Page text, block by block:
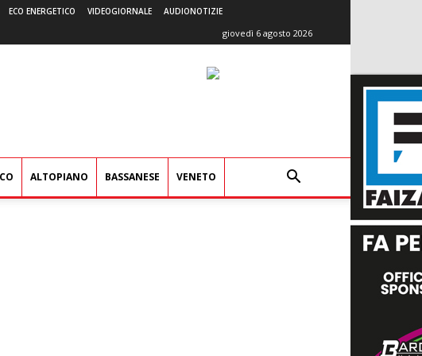
ECO ENERGETICO VIDEOGIORNALE AUDIONOTIZIE
giovedì 6 agosto 2026
ALTOPIANO BASSANESE VENETO